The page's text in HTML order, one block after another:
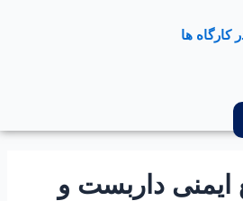
کارگاه ها
ایمنی داربست و